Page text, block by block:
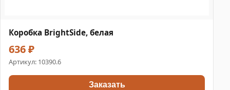
Коробка BrightSide, белая
636 ₽
Артикул: 10390.6
Заказать